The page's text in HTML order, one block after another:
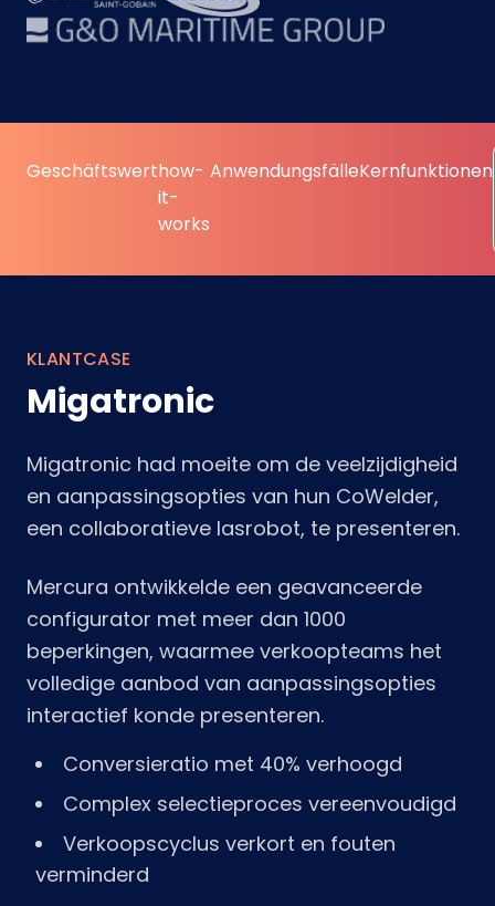
Geschäftswerthow-
it-
works
AnwendungsfälleKernfunktionen
KLANTCASE
Migatronic
Migatronic had moeite om de veelzijdigheid
en aanpassingsopties van hun CoWelder,
een collaboratieve lasrobot, te presenteren.
Mercura ontwikkelde een geavanceerde
configurator met meer dan 1000
beperkingen, waarmee verkoopteams het
volledige aanbod van aanpassingsopties
interactief konde presenteren.
Conversieratio met 40% verhoogd
Complex selectieproces vereenvoudigd
Verkoopscyclus verkort en fouten
verminderd